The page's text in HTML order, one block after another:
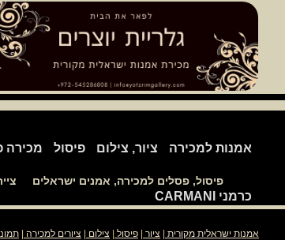
פיסול, פסלים למכירה, אמנים ישראלים
אמנות למכירה ציור, צילום פיסול מכירה
כרמני CARMANI
אמנות ישראלית מקורית ציור פיסול צילום ציורים למכירה